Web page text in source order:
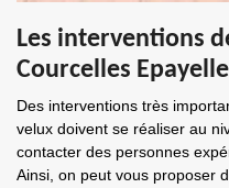
Les interventions
Courcelles
Des interventions très
velux doivent se réaliser au
contacter des personnes
Ainsi, on peut vous proposer